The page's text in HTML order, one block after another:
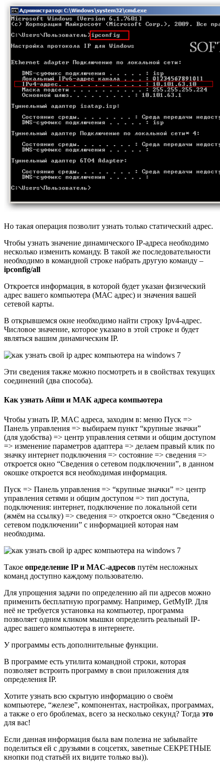
Но такая операция позволит узнать только статический адрес.
Чтобы узнать значение динамического IP-адреса необходимо
несколько изменить команду. В такой же последовательности
необходимо в командной строке набрать другую команду –
ipconfig/all
Откроется информация, в которой будет указан физический
адрес вашего компьютера (МАС адрес) и значения вашей
сетевой карты.
В открывшемся окне необходимо найти строку Ipv4-адрес.
Числовое значение, которое указано в этой строке и будет
являться вашим динамическим IP.
Эти сведения также можно посмотреть и в свойствах текущих
соединений (два способа).
Как узнать Айпи и МАК адреса компьютера
Чтобы узнать IP, MAC адреса, заходим в: меню Пуск =>
Панель управления => выбираем пункт “крупные значки”
(для удобства) => центр управления сетями и общим доступом
=> изменение параметров адаптера => делаем правый клик по
значку интернет подключения => состояние => сведения =>
откроется окно “Сведения о сетевом подключении”, в данном
окошке откроется вся необходимая информация.
Пуск => Панель управления => “крупные значки” => центр
управления сетями и общим доступом => тип доступа,
подключения: интернет, подключение по локальной сети
(жмём на ссылку) => сведения => откроется окно “Сведения о
сетевом подключении” с информацией которая нам
необходима.
Такое определение IP и MAC-адресов путём несложных
команд доступно каждому пользователю.
Для упрощения задачи по определению ай пи адресов можно
применить бесплатную программу. Например, GetMyIP. Для
неё не требуется установка на компьютер, программа
позволяет одним кликом мышки определить реальный IP-
адрес вашего компьютера в интернете.
У программы есть дополнительные функции.
В программе есть утилита командной строки, которая
позволяет встроить программу в свои приложения для
определения IP.
Хотите узнать всю скрытую информацию о своём
компьютере, “железе”, компонентах, настройках, программах,
а также о его броблемах, всего за несколько секунд? Тогда это
для вас!
Если данная информация была вам полезна не забывайте
поделиться ей с друзьями в соцсетях, заветные СЕКРЕТНЫЕ
кнопки под статьёй их видите только вы)).